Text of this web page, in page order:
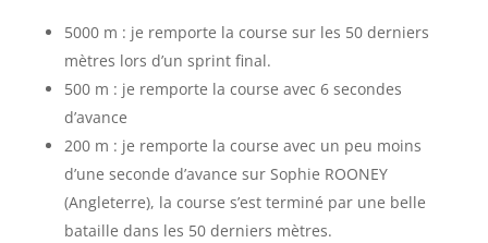
5000 m : je remporte la course sur les 50 derniers
mètres lors d’un sprint final.
500 m : je remporte la course avec 6 secondes
d’avance
200 m : je remporte la course avec un peu moins
d’une seconde d’avance sur Sophie ROONEY
(Angleterre), la course s’est terminé par une belle
bataille dans les 50 derniers mètres.